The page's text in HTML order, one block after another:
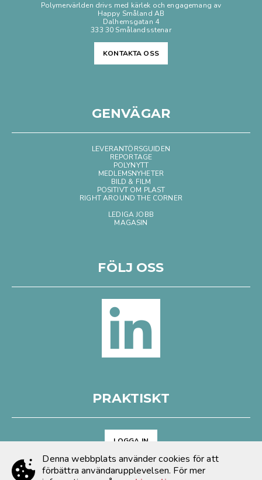
Polymervärlden drivs med kärlek och engagemang av
Happy Småland AB
Dalhemsgatan 4
333 30 Smålandsstenar
KONTAKTA OSS
GENVÄGAR
LEVERANTÖRSGUIDEN
REPORTAGE
POLYNYTT
MEDLEMSNYHETER
BILD & FILM
POSITIVT OM PLAST
RIGHT AROUND THE CORNER
LEDIGA JOBB
MAGASIN
FÖLJ OSS
PRAKTISKT
LOGGA IN
Arkiv
Cookies & GDPR
Denna webbplats använder cookies för att
förbättra användarupplevelsen. För mer